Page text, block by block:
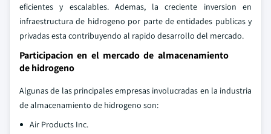
eficientes y escalables. Ademas, la creciente inversion en
infraestructura de hidrogeno por parte de entidades publicas y
privadas esta contribuyendo al rapido desarrollo del mercado.
Participacion en el mercado de almacenamiento
de hidrogeno
Algunas de las principales empresas involucradas en la industria
de almacenamiento de hidrogeno son:
Air Products Inc.